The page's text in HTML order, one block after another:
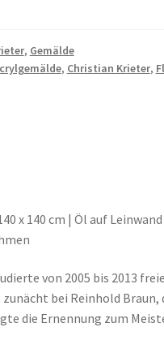
, Gemälde
, Christian Krieter,
x 140 cm | Öl auf
von 2005 bis 2013
bei Reinhold Braun,
die Ernennung zum